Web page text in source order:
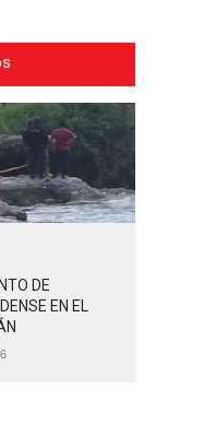
DE
EN EL